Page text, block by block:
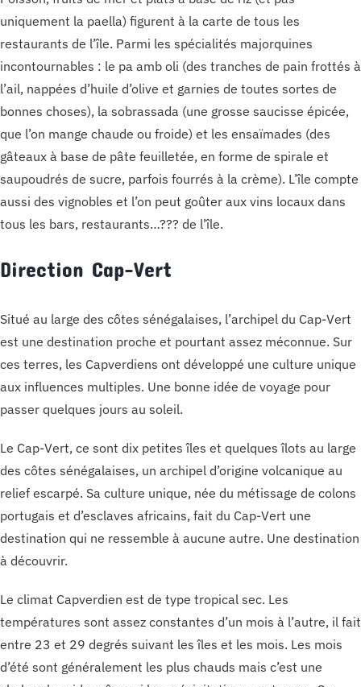
uniquement la paella) figurent à la carte de tous les
restaurants de l’île. Parmi les spécialités majorquines
incontournables : le pa amb oli (des tranches de pain frottés à
l’ail, nappées d’huile d’olive et garnies de toutes sortes de
bonnes choses), la sobrassada (une grosse saucisse épicée,
que l’on mange chaude ou froide) et les ensaïmades (des
gâteaux à base de pâte feuilletée, en forme de spirale et
saupoudrés de sucre, parfois fourrés à la crème). L’île compte
aussi des vignobles et l’on peut goûter aux vins locaux dans
tous les bars, restaurants…??? de l’île.
Direction Cap-Vert
Situé au large des côtes sénégalaises, l’archipel du Cap-Vert
est une destination proche et pourtant assez méconnue. Sur
ces terres, les Capverdiens ont développé une culture unique
aux influences multiples. Une bonne idée de voyage pour
passer quelques jours au soleil.
Le Cap-Vert, ce sont dix petites îles et quelques îlots au large
des côtes sénégalaises, un archipel d’origine volcanique au
relief escarpé. Sa culture unique, née du métissage de colons
portugais et d’esclaves africains, fait du Cap-Vert une
destination qui ne ressemble à aucune autre. Une destination
à découvrir.
Le climat Capverdien est de type tropical sec. Les
températures sont assez constantes d’un mois à l’autre, il fait
entre 23 et 29 degrés suivant les îles et les mois. Les mois
d’été sont généralement les plus chauds mais c’est une